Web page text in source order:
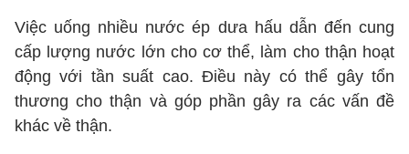
Việc uống nhiều nước ép dưa hấu dẫn đến cung
cấp lượng nước lớn cho cơ thể, làm cho thận hoạt
động với tần suất cao. Điều này có thể gây tổn
thương cho thận và góp phần gây ra các vấn đề
khác về thận.